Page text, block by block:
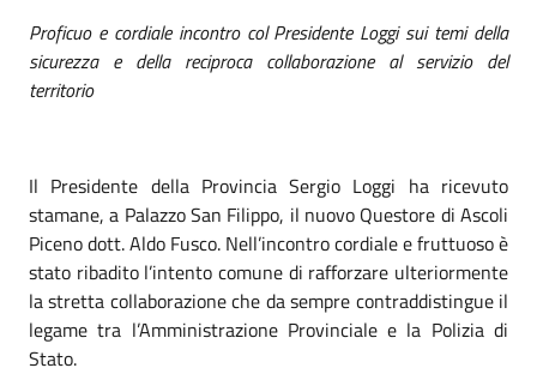
Proficuo e cordiale incontro col Presidente Loggi sui temi della
sicurezza e della reciproca collaborazione al servizio del
territorio
Il Presidente della Provincia Sergio Loggi ha ricevuto
stamane, a Palazzo San Filippo, il nuovo Questore di Ascoli
Piceno dott. Aldo Fusco. Nell’incontro cordiale e fruttuoso è
stato ribadito l’intento comune di rafforzare ulteriormente
la stretta collaborazione che da sempre contraddistingue il
legame tra l’Amministrazione Provinciale e la Polizia di
Stato.